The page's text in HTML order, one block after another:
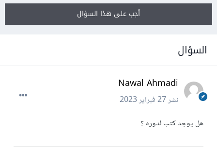
أجب على هذا السؤال
السؤال
Nawal Ahmadi
نشر27 فبراير 2023
هل يوجد كتب لدوره ؟